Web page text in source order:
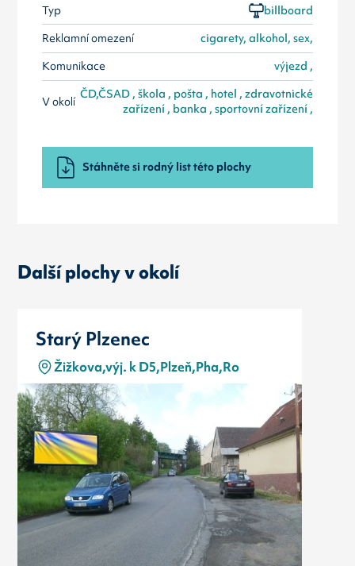
Typ
billboard
Reklamní omezení
cigarety, alkohol, sex,
Komunikace
výjezd ,
V okolí ČD,ČSAD , škola , pošta , hotel , zdravotnické
zařízení , banka , sportovní zařízení ,
Stáhněte si rodný list této plochy
Další plochy v okolí
Starý Plzenec
Žižkova,výj. k D5,Plzeň,Pha,Ro